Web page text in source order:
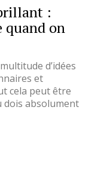
:
quand on
d’idées
et
cela peut être
dois absolument